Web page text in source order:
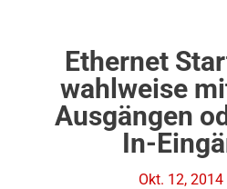
Ethernet
wahlweise
Ausgängen
In-
Okt. 12, 2014